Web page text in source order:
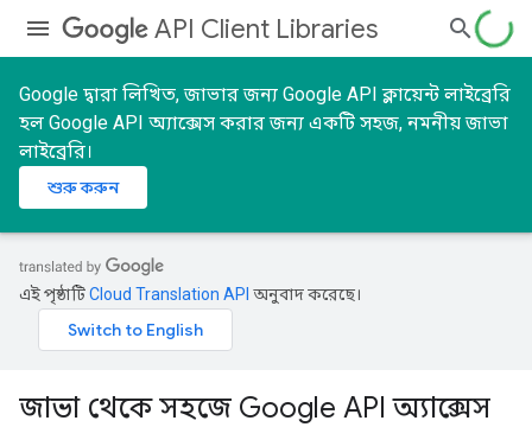
API Client Libraries
Google দ্বারা লিখিত, জাভার জন্য Google API ক্লায়েন্ট লাইব্রেরি
হল Google API অ্যাক্সেস করার জন্য একটি সহজ, নমনীয় জাভা
লাইব্রেরি।
শুরু করুন
এই পৃষ্ঠাটিCloud Translation API অনুবাদ করেছে।
জাভা থেকে সহজে Google API অ্যাক্সেস